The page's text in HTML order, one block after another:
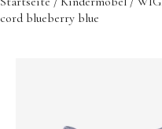
cord blueberry blue